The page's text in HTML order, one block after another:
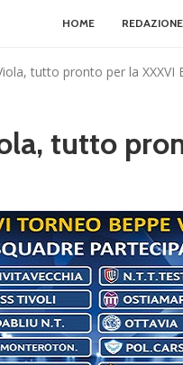
HOME REDAZIONE
tutto pronto per la XXXVI
tutto